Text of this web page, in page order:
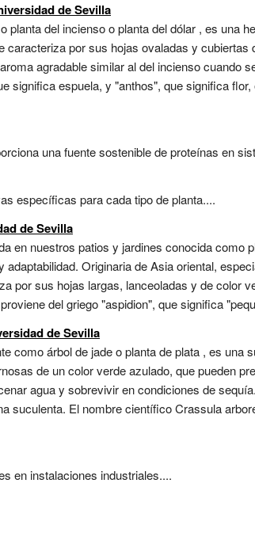
de Sevilla
del incienso o planta del dólar , es una
por sus hojas ovaladas y cubiertas
agradable similar al del incienso cuando
significa espuela, y "anthos", que significa
una fuente sostenible de proteínas en
específicas para cada tipo de planta....
de Sevilla
en nuestros patios y jardines conocida como
Originaria de Asia oriental,
por sus hojas largas, lanceoladas y de color
del griego "aspidion", que significa
de Sevilla
como árbol de jade o planta de plata , es una
de un color verde azulado, que pueden
agua y sobrevivir en condiciones de
suculenta. El nombre científico Crassula
en instalaciones industriales....